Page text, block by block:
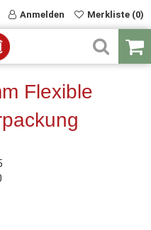
Anmelden Merkliste (0)
Flexible